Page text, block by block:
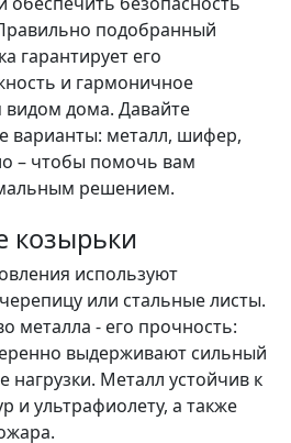
подобранный
гарантирует его
и гармоничное
дома. Давайте
варианты: металл, шифер,
– чтобы помочь вам
решением.
козырьки
используют
или стальные листы.
металла - его прочность:
выдерживают сильный
нагрузки. Металл устойчив к
и ультрафиолету, а также